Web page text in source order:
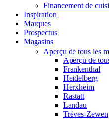
Financement de
Inspiration
Marques
Prospectus
Magasins
Aperçu de tous les
Aperçu de
Frankenthal
Heidelberg
Herxheim
Rastatt
Landau
Trèves-Zewen